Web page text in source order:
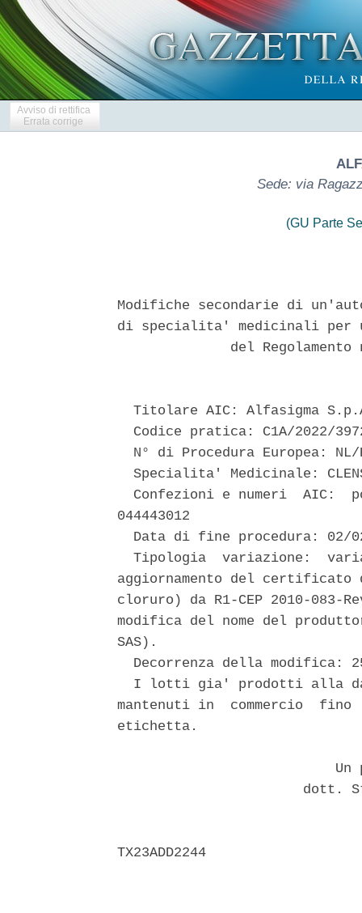
Avviso di rettifica
Errata corrige
Sede: via
(GU Parte
Modifiche secondarie di
di specialita' medicinali per
del
Titolare AIC: Alfasigma
Codice pratica: C1A/2022/
N° di Procedura Europea:
Specialita' Medicinale:
Confezioni e numeri  AIC:
044443012
Data di fine procedura: 02/
Tipologia  variazione:
aggiornamento del
cloruro) da R1-CEP 2010-083-
modifica del nome del
SAS).
Decorrenza della modifica:
I lotti gia' prodotti alla
mantenuti in  commercio
etichetta.
Un
dott.